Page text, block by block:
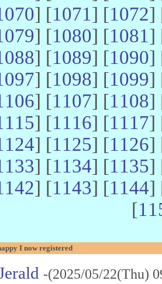
] [1071] [1072]
] [1080] [1081]
] [1089] [1090]
] [1098] [1099]
] [1107] [1108]
] [1116] [1117]
] [1125] [1126]
] [1134] [1135]
] [1143] [1144]
[
I now registered
-(2025/05/22(Thu)